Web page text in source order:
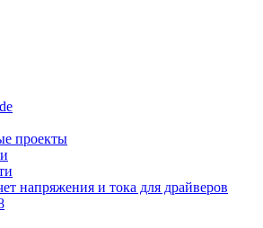
проекты
напряжения и тока для драйверов